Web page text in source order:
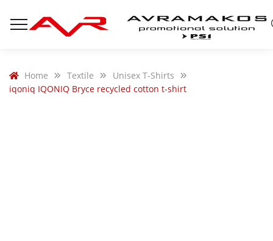
Home Textile
Unisex T-Shirts
iqoniq IQONIQ Bryce recycled cotton t-shirt